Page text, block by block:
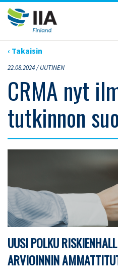
Siirry
sisältöön
›ARTIKKELIT›CRMA NYT ILMAN CIA-
‹ Takaisin
22.08.2024 /UUTINEN
CRMA nyt
tutkinnon
UUSI POLKU
ARVIOINNIN